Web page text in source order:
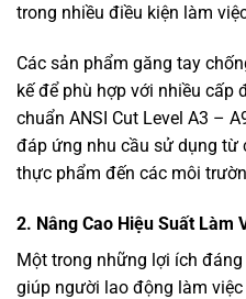
trong nhiều điều kiện làm
Các sản phẩm găng tay
kế để phù hợp với nhiều cấp
chuẩn ANSI Cut Level A3 –
đáp ứng nhu cầu sử dụng từ
thực phẩm đến các môi
2. Nâng Cao Hiệu Suất Làm
Một trong những lợi ích
giúp người lao động làm